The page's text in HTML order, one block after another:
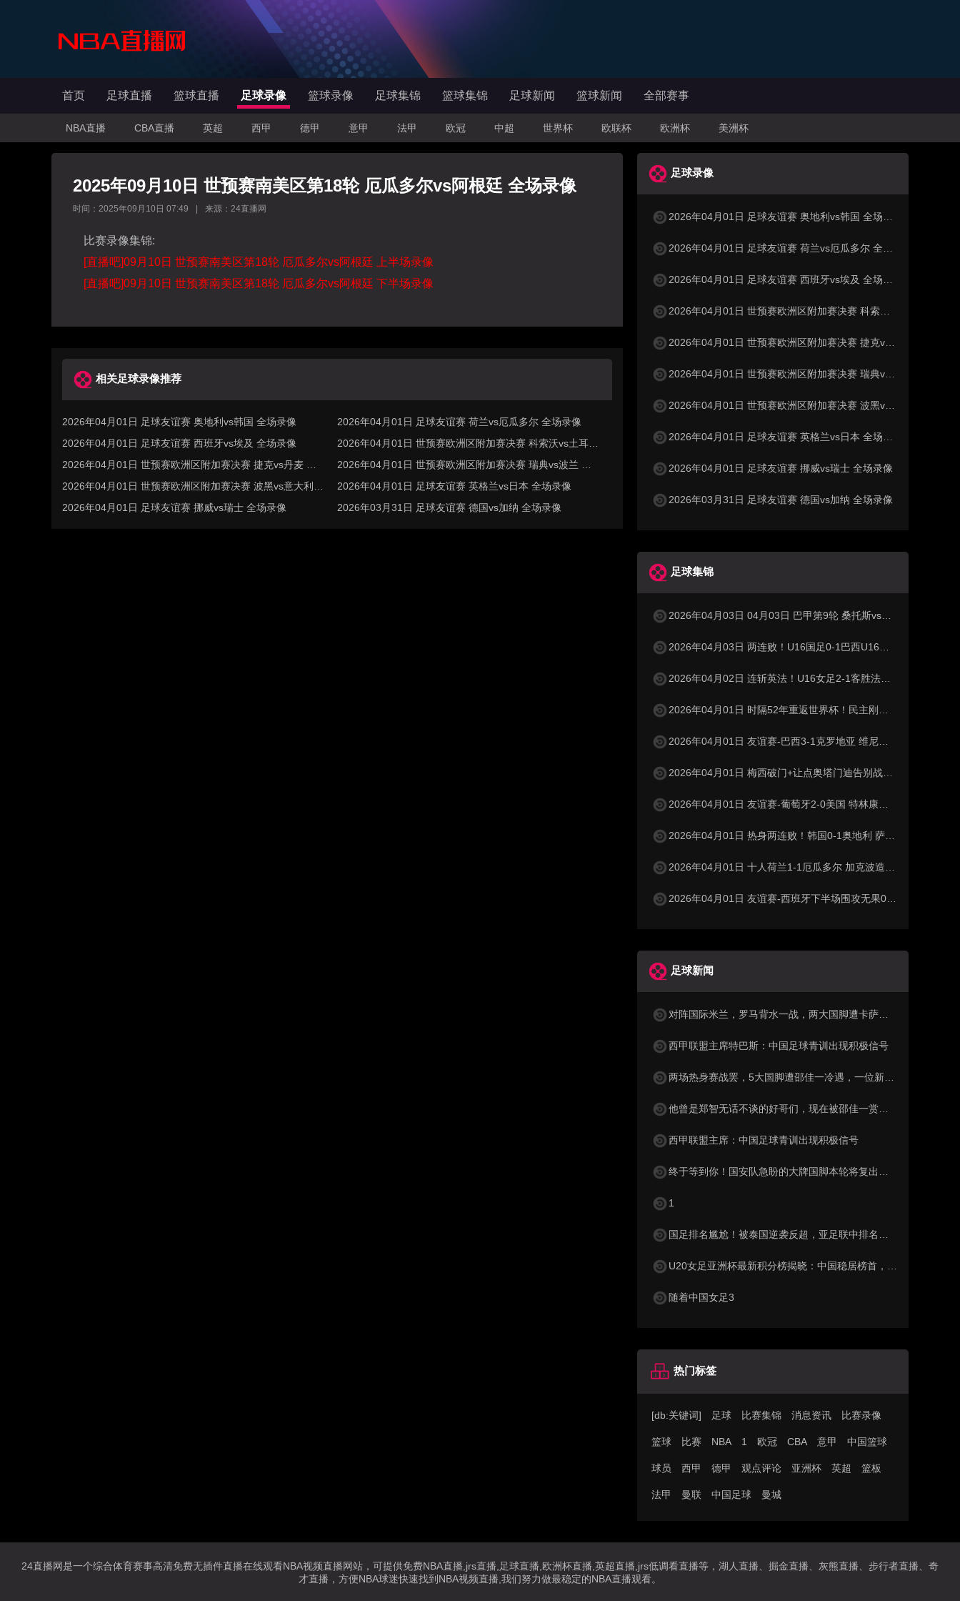
首页 足球直播 篮球直播 足球录像 篮球录像 足球集锦 篮球集锦 足球新闻 篮球新闻 全部赛事
NBA直播 CBA直播 英超 西甲 德甲 意甲 法甲 欧冠 中超 世界杯 欧联杯 欧洲杯 美洲杯
2025年09月10日 世预赛南美区第18轮 厄瓜多尔vs阿根廷 全场录像
时间：2025年09月10日 07:49 来源：24直播网
比赛录像集锦:
[直播吧]09月10日 世预赛南美区第18轮 厄瓜多尔vs阿根廷 上半场录像
[直播吧]09月10日 世预赛南美区第18轮 厄瓜多尔vs阿根廷 下半场录像
相关足球录像推荐
2026年04月01日 足球友谊赛 奥地利vs韩国 全场录像
2026年04月01日 足球友谊赛 荷兰vs厄瓜多尔 全场录像
2026年04月01日 足球友谊赛 西班牙vs埃及 全场录像
2026年04月01日 世预赛欧洲区附加赛决赛 科索沃vs土耳其
全场录像
2026年04月01日 世预赛欧洲区附加赛决赛 捷克vs丹麦 全
场录像
2026年04月01日 世预赛欧洲区附加赛决赛 瑞典vs波兰 全
场录像
2026年04月01日 世预赛欧洲区附加赛决赛 波黑vs意大利
全场录像
2026年04月01日 足球友谊赛 英格兰vs日本 全场录像
2026年04月01日 足球友谊赛 挪威vs瑞士 全场录像
2026年03月31日 足球友谊赛 德国vs加纳 全场录像
足球录像
2026年04月01日 足球友谊赛 奥地利vs韩国 全场录像
2026年04月01日 足球友谊赛 荷兰vs厄瓜多尔 全场录像
2026年04月01日 足球友谊赛 西班牙vs埃及 全场录像
2026年04月01日 世预赛欧洲区附加赛决赛 科索沃vs土耳其 全场录像
2026年04月01日 世预赛欧洲区附加赛决赛 捷克vs丹麦 全场录像
2026年04月01日 世预赛欧洲区附加赛决赛 瑞典vs波兰 全场录像
2026年04月01日 世预赛欧洲区附加赛决赛 波黑vs意大利 全场录像
2026年04月01日 足球友谊赛 英格兰vs日本 全场录像
2026年04月01日 足球友谊赛 挪威vs瑞士 全场录像
2026年03月31日 足球友谊赛 德国vs加纳 全场录像
足球集锦
2026年04月03日 04月03日 巴甲第9轮 桑托斯vs瑞模贝雷 进球视频
2026年04月03日 两连败！U16国足0-1巴西U16下轮将战科特迪瓦 李家进超远吊射造险
2026年04月02日 连斩英法！U16女足2-1客胜法国 周瑾彤任意球世界波何风清扬建功
2026年04月01日 时隔52年重返世界杯！民主刚果加时1-0牙买加 图安泽贝制胜
2026年04月01日 友谊赛-巴西3-1克罗地亚 维尼修斯送助攻恩德里克造点+助攻
2026年04月01日 梅西破门+让点奥塔门迪告别战点射 阿根廷5-0赞比亚3月友谊赛两胜
2026年04月01日 友谊赛-葡萄牙2-0美国 特林康建功菲利克斯破门B费助攻双响
2026年04月01日 热身两连败！韩国0-1奥地利 萨比策制胜孙兴慜金玟哉失良机
2026年04月01日 十人荷兰1-1厄瓜多尔 加克波造乌龙邓弗里斯直红弗莱肯送点
2026年04月01日 友谊赛-西班牙下半场围攻无果0-0埃及 霍安·加西亚国家队首秀
足球新闻
对阵国际米兰，罗马背水一战，两大国脚遭卡萨诺狠批为二流球员
西甲联盟主席特巴斯：中国足球青训出现积极信号
两场热身赛战罢，5大国脚遭邵佳一冷遇，一位新星最让球迷惋惜
他曾是郑智无话不谈的好哥们，现在被邵佳一赏识，进入国足教练组
西甲联盟主席：中国足球青训出现积极信号
终于等到你！国安队急盼的大牌国脚本轮将复出亮相，值得期待
1
国足排名尴尬！被泰国逆袭反超，亚足联中排名跌至第15，被巴勒斯坦紧逼
U20女足亚洲杯最新积分榜揭晓：中国稳居榜首，韩国与澳大利亚表现抢眼
随着中国女足3
热门标签
[db:关键词] 足球 比赛集锦 消息资讯 比赛录像
篮球 比赛 NBA 1 欧冠 CBA 意甲 中国篮球
球员 西甲 德甲 观点评论 亚洲杯 英超 篮板
法甲 曼联 中国足球 曼城
24直播网是一个综合体育赛事高清免费无插件直播在线观看NBA视频直播网站，可提供免费NBA直播,jrs直播,足球直播,欧洲杯直播,英超直播,jrs低调看直播等，湖人直播、掘金直播、灰熊直播、步行者直播、奇
才直播，方便NBA球迷快速找到NBA视频直播,我们努力做最稳定的NBA直播观看。